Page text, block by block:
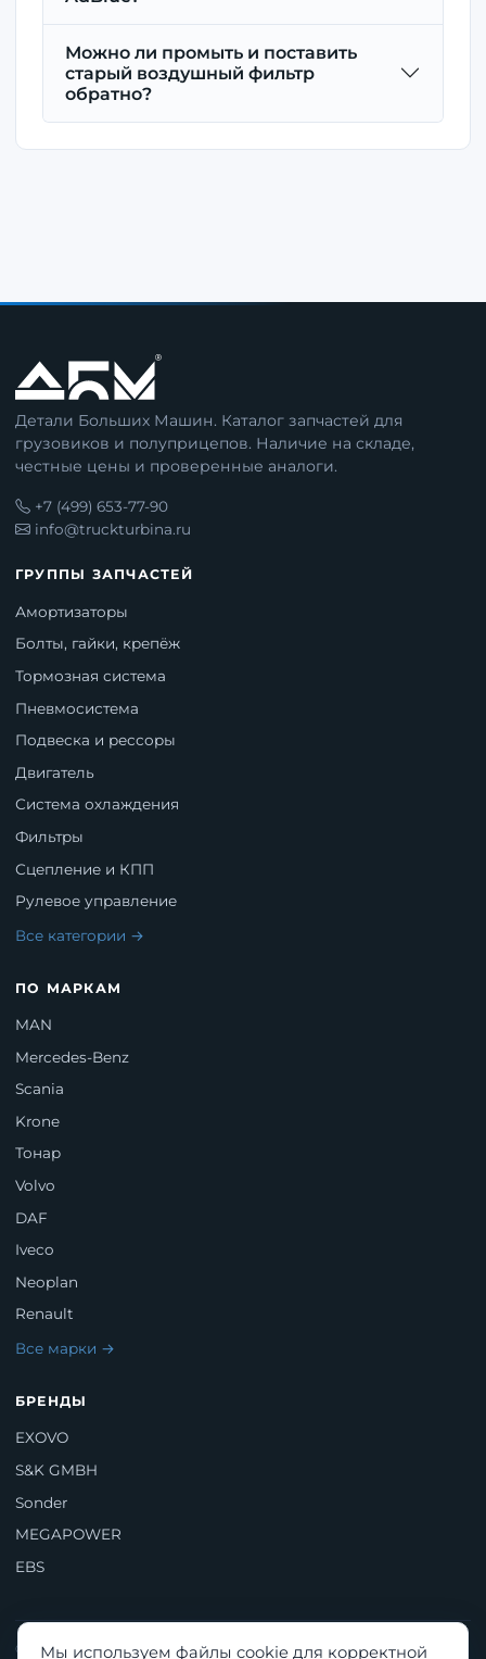
Можно ли промыть и поставить
старый воздушный фильтр
обратно?
Детали Больших Машин. Каталог запчастей для
грузовиков и полуприцепов. Наличие на складе,
честные цены и проверенные аналоги.
+7 (499) 653-77-90
info@truckturbina.ru
ГРУППЫ ЗАПЧАСТЕЙ
Амортизаторы
Болты, гайки, крепёж
Тормозная система
Пневмосистема
Подвеска и рессоры
Двигатель
Система охлаждения
Фильтры
Сцепление и КПП
Рулевое управление
Все категории →
ПО МАРКАМ
MAN
Mercedes-Benz
Scania
Krone
Тонар
Volvo
DAF
Iveco
Neoplan
Renault
Все марки →
БРЕНДЫ
EXOVO
S&K GMBH
Sonder
MEGAPOWER
EBS
© 2026 ООО «ДБМ». Все права защищены.
Мы используем файлы cookie для корректной